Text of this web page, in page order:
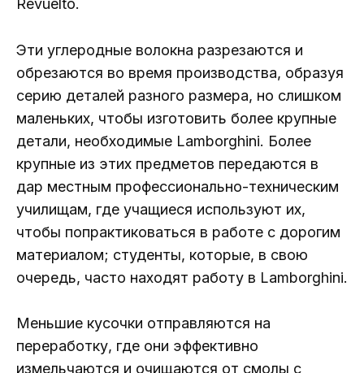
Revuelto.
Эти углеродные волокна разрезаются и
обрезаются во время производства, образуя
серию деталей разного размера, но слишком
маленьких, чтобы изготовить более крупные
детали, необходимые Lamborghini. Более
крупные из этих предметов передаются в
дар местным профессионально-техническим
училищам, где учащиеся используют их,
чтобы попрактиковаться в работе с дорогим
материалом; студенты, которые, в свою
очередь, часто находят работу в Lamborghini.
Меньшие кусочки отправляются на
переработку, где они эффективно
измельчаются и очищаются от смолы с